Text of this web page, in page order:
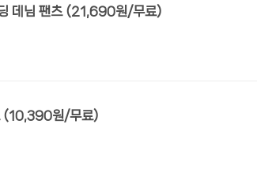
[롯데온] 헤이븐 로번 빈티지 워싱 슬림 일자핏 히든밴딩 데님 팬츠 (21,690원/무료)
[롯데온] 헤이븐 베로 스판 골지 세미 부츠컷 밴딩 팬츠 (10,390원/무료)